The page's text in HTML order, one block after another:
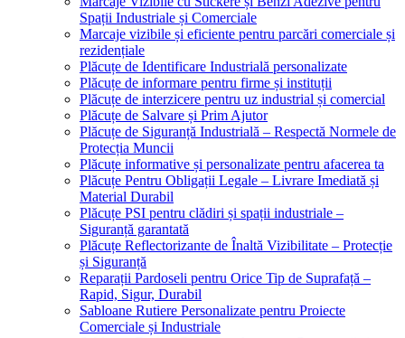
Spații Industriale și Comerciale
Marcaje vizibile și eficiente pentru parcări comerciale și
rezidențiale
Plăcuțe de Identificare Industrială personalizate
Plăcuțe de informare pentru firme și instituții
Plăcuțe de interzicere pentru uz industrial și comercial
Plăcuțe de Salvare și Prim Ajutor
Plăcuțe de Siguranță Industrială – Respectă Normele de
Protecția Muncii
Plăcuțe informative și personalizate pentru afacerea ta
Plăcuțe Pentru Obligații Legale – Livrare Imediată și
Material Durabil
Plăcuțe PSI pentru clădiri și spații industriale –
Siguranță garantată
Plăcuțe Reflectorizante de Înaltă Vizibilitate – Protecție
și Siguranță
Reparații Pardoseli pentru Orice Tip de Suprafață –
Rapid, Sigur, Durabil
Sabloane Rutiere Personalizate pentru Proiecte
Comerciale și Industriale